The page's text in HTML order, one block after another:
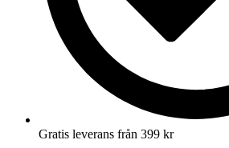
Gratis leverans från 399 kr